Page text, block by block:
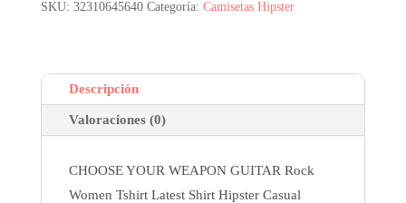
SKU: 32310645640 Categoría: Camisetas Hipster
Descripción
Valoraciones (0)
CHOOSE YOUR WEAPON GUITAR Rock
Women Tshirt Latest Shirt Hipster Casual